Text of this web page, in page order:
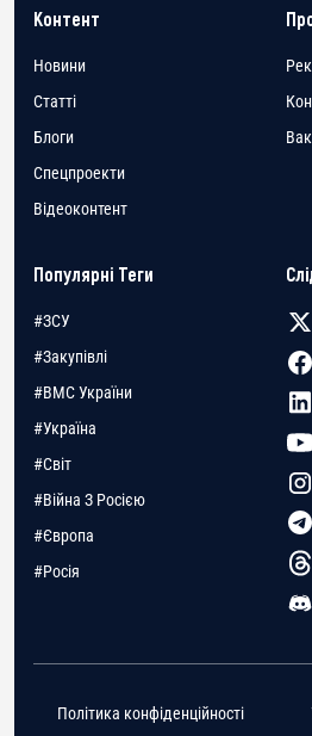
Контент
Новини
Статті
Блоги
Спецпроекти
Відеоконтент
Популярні Теги
#ЗСУ
#Закупівлі
#ВМС України
#Україна
#Світ
#Війна З Росією
#Європа
#Росія
Політика конфіденційності